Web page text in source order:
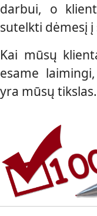
darbui, o
sutelkti dėmesį
Kai mūsų
esame
yra mūsų tikslas.